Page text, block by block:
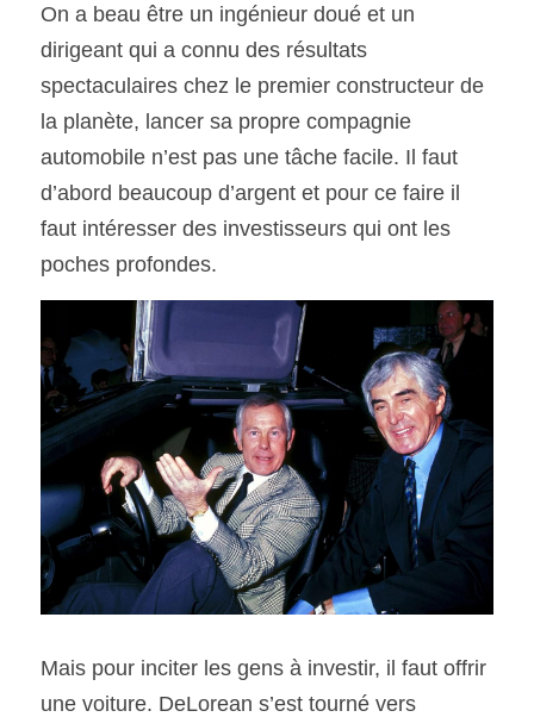
On a beau être un ingénieur doué et un
dirigeant qui a connu des résultats
spectaculaires chez le premier constructeur de
la planète, lancer sa propre compagnie
automobile n’est pas une tâche facile. Il faut
d’abord beaucoup d’argent et pour ce faire il
faut intéresser des investisseurs qui ont les
poches profondes.
Mais pour inciter les gens à investir, il faut offrir
une voiture. DeLorean s’est tourné vers